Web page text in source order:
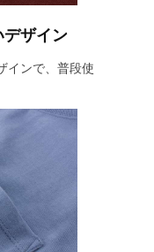
デザイン
インで、普段使